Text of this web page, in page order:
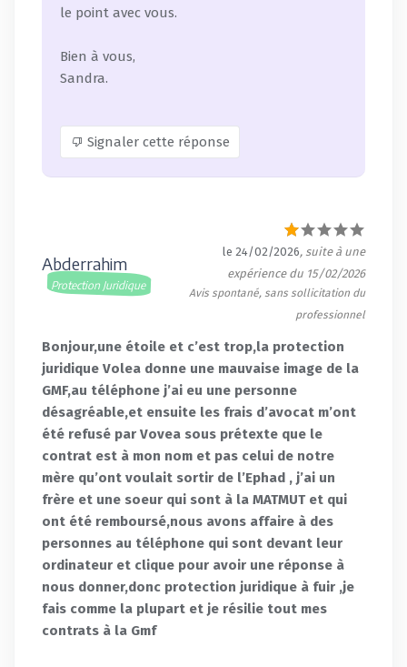
le point avec vous.
Bien à vous,
Sandra.
Signaler cette réponse
Abderrahim
Protection Juridique
le 24/02/2026, suite à une
expérience du 15/02/2026
Avis spontané, sans sollicitation du
professionnel
Bonjour,une étoile et c’est trop,la protection
juridique Volea donne une mauvaise image de la
GMF,au téléphone j’ai eu une personne
désagréable,et ensuite les frais d’avocat m’ont
été refusé par Vovea sous prétexte que le
contrat est à mon nom et pas celui de notre
mère qu’ont voulait sortir de l’Ephad , j’ai un
frère et une soeur qui sont à la MATMUT et qui
ont été remboursé,nous avons affaire à des
personnes au téléphone qui sont devant leur
ordinateur et clique pour avoir une réponse à
nous donner,donc protection juridique à fuir ,je
fais comme la plupart et je résilie tout mes
contrats à la Gmf